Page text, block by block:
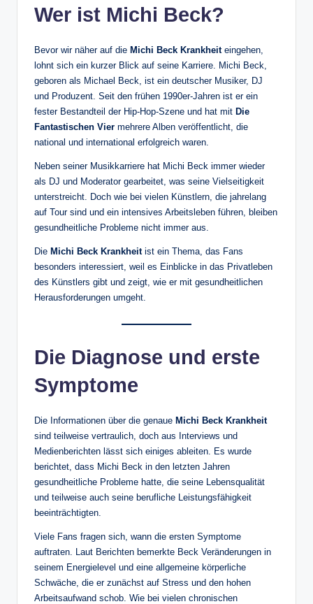
Wer ist Michi Beck?
Bevor wir näher auf die Michi Beck Krankheiteingehen,
lohnt sich ein kurzer Blick auf seine Karriere. Michi Beck,
geboren als Michael Beck, ist ein deutscher Musiker, DJ
und Produzent. Seit den frühen 1990er-Jahren ist er ein
fester Bestandteil der Hip-Hop-Szene und hat mit Die
Fantastischen Vier mehrere Alben veröffentlicht, die
national und international erfolgreich waren.
Neben seiner Musikkarriere hat Michi Beck immer wieder
als DJ und Moderator gearbeitet, was seine Vielseitigkeit
unterstreicht. Doch wie bei vielen Künstlern, die jahrelang
auf Tour sind und ein intensives Arbeitsleben führen, bleiben
gesundheitliche Probleme nicht immer aus.
Die Michi Beck Krankheitist ein Thema, das Fans
besonders interessiert, weil es Einblicke in das Privatleben
des Künstlers gibt und zeigt, wie er mit gesundheitlichen
Herausforderungen umgeht.
Die Diagnose und erste
Symptome
Die Informationen über die genaue Michi Beck Krankheit
sind teilweise vertraulich, doch aus Interviews und
Medienberichten lässt sich einiges ableiten. Es wurde
berichtet, dass Michi Beck in den letzten Jahren
gesundheitliche Probleme hatte, die seine Lebensqualität
und teilweise auch seine berufliche Leistungsfähigkeit
beeinträchtigten.
Viele Fans fragen sich, wann die ersten Symptome
auftraten. Laut Berichten bemerkte Beck Veränderungen in
seinem Energielevel und eine allgemeine körperliche
Schwäche, die er zunächst auf Stress und den hohen
Arbeitsaufwand schob. Wie bei vielen chronischen